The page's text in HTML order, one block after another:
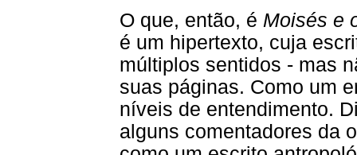
O que, então, é Moisés e
é um hipertexto, cuja
múltiplos sentidos - mas
suas páginas. Como um
níveis de entendimento.
alguns comentadores da